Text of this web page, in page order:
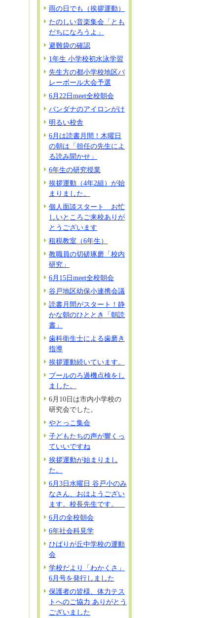
雨の日でも（挨拶運動）
たのしい音楽集会「とも
だちになろうよ」
避難袋の確認
1年生 小学校初水泳学習
先生方の都小学校地区バ
レーボール大会予選
6月22日meet全校朝会
バンダナのアイロンがけ
明るい校舎
6月は読書月間！木曜日
の朝は「担任の先生によ
る読み聞かせ」
6年生の研究授業
挨拶運動（4年2組）が始
まりました。
個人面談スタート お忙
しいところご来校ありが
とうございます
租税教室（6年生）
教職員の切磋琢磨「校内
研究」
6月15日meet全校朝会
谷戸地区幼保小連携会議
読書月間がスタート！静
かな朝のひととき「朝読
書」
歯科衛生士による歯磨き
指導
挨拶運動続いています。
プールのろ過機点検をし
ました。
6月10日は市内小学校の
研究会でした。
やとっこ集会
子どもたちの声が響くっ
ていいですね
挨拶運動が始まりまし
た。
6月3日水曜日 谷戸小のみ
なさん、おはようござい
ます。校長先生です。
6月の全校朝会
6年社会科見学
ひばりが丘中学校の運動
会
学校だより「わかくさ」
6月号を発行しました
保護者の皆様、体力テス
トへのご協力 ありがとう
ございました